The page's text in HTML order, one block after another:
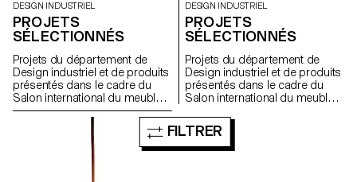
DESIGN INDUSTRIEL
PROJETS
SÉLECTIONNÉS
Projets du département de
Design industriel et de produits
présentés dans le cadre du
Salon international du meuble
de Milan 2009
DESIGN INDUSTRIEL
PROJETS
SÉLECTIONNÉS
Projets du département de
Design industriel et de produits
présentés dans le cadre du
Salon international du meuble
FILTRER